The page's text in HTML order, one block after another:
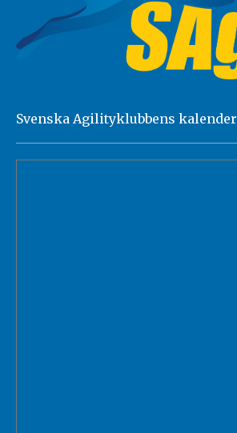
Svenska Agilityklubbens kalender